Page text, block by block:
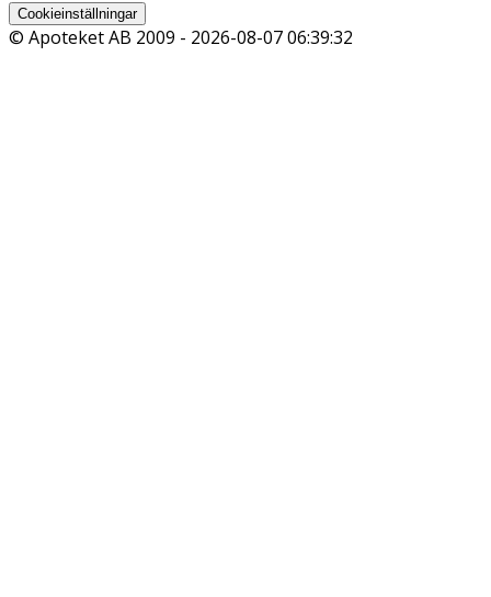
Cookieinställningar
© Apoteket AB 2009 - 2026-08-07 06:39:32